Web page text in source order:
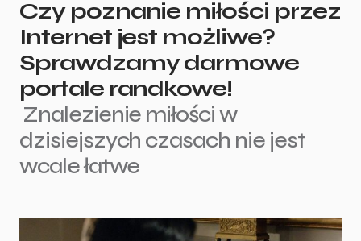
Czy poznanie miłości przez
Internet jest możliwe?
Sprawdzamy darmowe
portale randkowe!
Znalezienie miłości w
dzisiejszych czasach nie jest
wcale łatwe